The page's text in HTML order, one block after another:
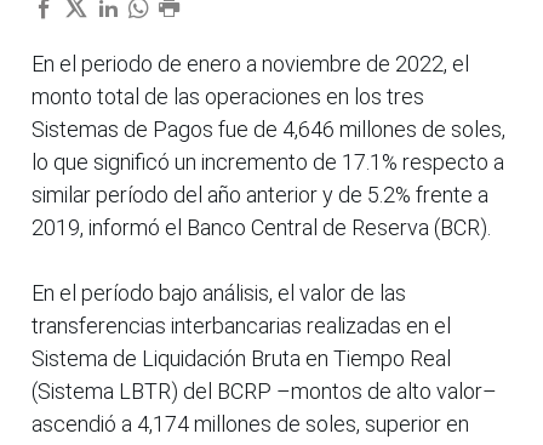
En el periodo de enero a noviembre de 2022, el
monto total de las operaciones en los tres
Sistemas de Pagos fue de 4,646 millones de soles,
lo que significó un incremento de 17.1% respecto a
similar período del año anterior y de 5.2% frente a
2019, informó el Banco Central de Reserva (BCR).
En el período bajo análisis, el valor de las
transferencias interbancarias realizadas en el
Sistema de Liquidación Bruta en Tiempo Real
(Sistema LBTR) del BCRP –montos de alto valor–
ascendió a 4,174 millones de soles, superior en